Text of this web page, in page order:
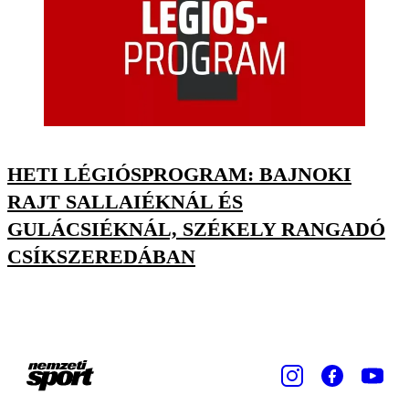
HETI LÉGIÓSPROGRAM: BAJNOKI
RAJT SALLAIÉKNÁL ÉS
GULÁCSIÉKNÁL, SZÉKELY RANGADÓ
CSÍKSZEREDÁBAN